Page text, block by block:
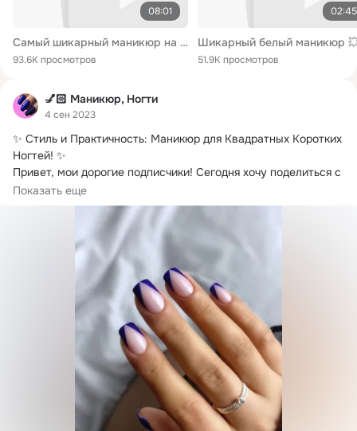
08:01
Самый шикарный маникюр на короткие и длинные ногти 2021 - модные идеи и новинки маникюра
93.6K просмотров
02:45
51.9K просмотров
💅🏻 Маникюр, Ногти
4 сен 2023
✨ Стиль и Практичность: Маникюр для Квадратных Коротких
Ногтей! ✨
Привет, мои дорогие подписчики! Сегодня хочу поделиться с
вами преимуществами...
Показать еще